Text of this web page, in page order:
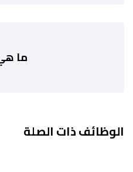
ما
الوظائف ذات الصلة